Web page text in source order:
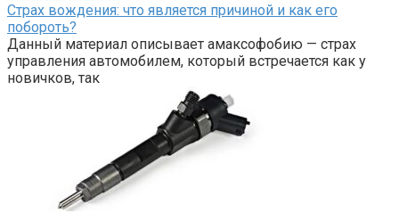
Страх вождения: что является причиной и как его
побороть?
Данный материал описывает амаксофобию — страх
управления автомобилем, который встречается как у
новичков, так